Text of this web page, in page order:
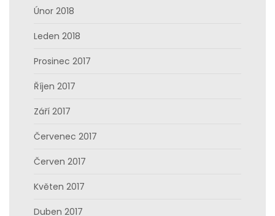
Únor 2018
Leden 2018
Prosinec 2017
Říjen 2017
Září 2017
Červenec 2017
Červen 2017
Květen 2017
Duben 2017